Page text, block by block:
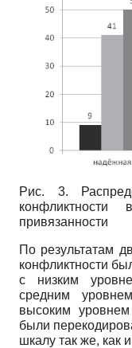
Рис. 3.
привязанности
По результатам
конфликтности
с низким
средним
высоким
были
шкалу так же, как